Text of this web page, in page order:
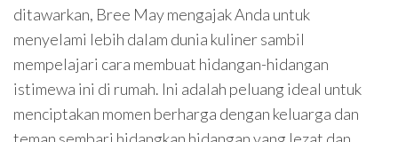
ditawarkan, Bree May mengajak Anda untuk
menyelami lebih dalam dunia kuliner sambil
mempelajari cara membuat hidangan-hidangan
istimewa ini di rumah. Ini adalah peluang ideal untuk
menciptakan momen berharga dengan keluarga dan